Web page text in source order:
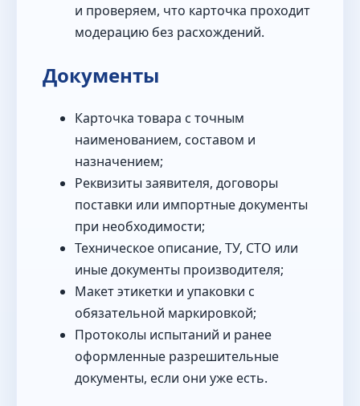
и проверяем, что карточка проходит
модерацию без расхождений.
Документы
Карточка товара с точным
наименованием, составом и
назначением;
Реквизиты заявителя, договоры
поставки или импортные документы
при необходимости;
Техническое описание, ТУ, СТО или
иные документы производителя;
Макет этикетки и упаковки с
обязательной маркировкой;
Протоколы испытаний и ранее
оформленные разрешительные
документы, если они уже есть.